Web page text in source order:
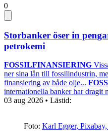
0
Storbanker öser in
petrokemi
FOSSILFINANSIERING
ner sina lån till fossilindustrin,
finansiering av både olje...
internationella banker har dragit
03 aug 2026 • Lästid:
Foto: Karl Egger,